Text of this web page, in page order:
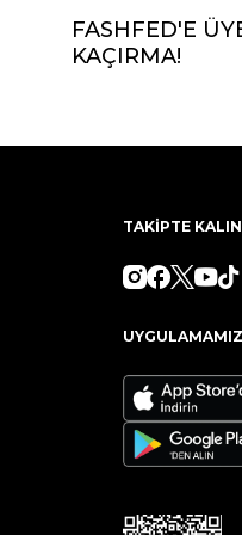
FASHFED'E
KAÇIRMA!
TAKİPTE KALIN